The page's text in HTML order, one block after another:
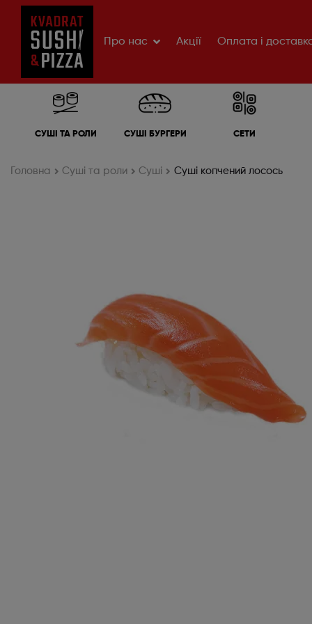
Про нас Акції Оплата і
СУШІ ТА РОЛИ СУШІ БУРГЕРИ СЕТИ
Головна Cуші та роли Суші Суші копчений лосось